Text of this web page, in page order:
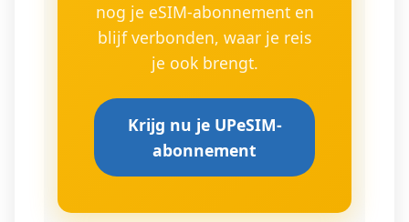
nog je eSIM-abonnement en
blijf verbonden, waar je reis
je ook brengt.
Krijg nu je UPeSIM-
abonnement